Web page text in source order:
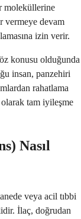
moleküllerine
vermeye devam
izin verir.
konusu olduğunda
insan, panzehiri
rahatlama
olarak tam iyileşme
Nasıl
veya acil tıbbi
İlaç, doğrudan